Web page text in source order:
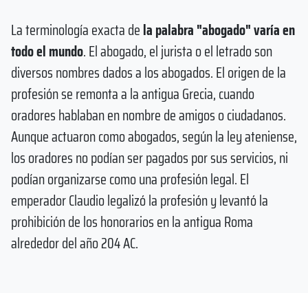
La terminología exacta dela palabra "abogado" varía en
todo el mundo. El abogado, el jurista o el letrado son
diversos nombres dados a los abogados. El origen de la
profesión se remonta a la antigua Grecia, cuando
oradores hablaban en nombre de amigos o ciudadanos.
Aunque actuaron como abogados, según la ley ateniense,
los oradores no podían ser pagados por sus servicios, ni
podían organizarse como una profesión legal. El
emperador Claudio legalizó la profesión y levantó la
prohibición de los honorarios en la antigua Roma
alrededor del año 204 AC.